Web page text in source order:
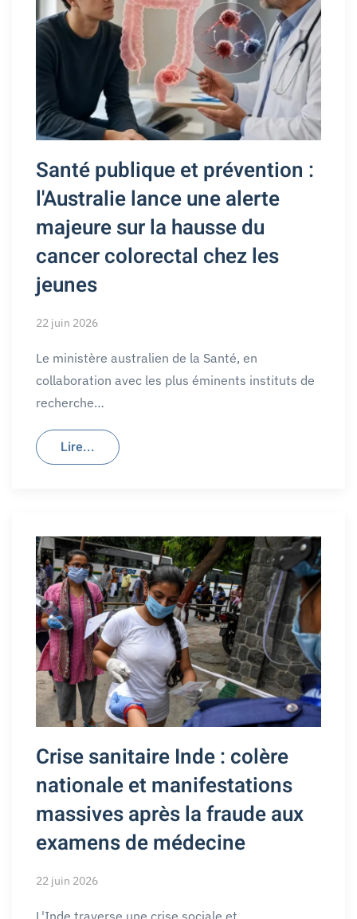
Santé publique et prévention :
l'Australie lance une alerte
majeure sur la hausse du
cancer colorectal chez les
jeunes
22 juin 2026
Le ministère australien de la Santé, en
collaboration avec les plus éminents instituts de
recherche…
Lire...
Crise sanitaire Inde : colère
nationale et manifestations
massives après la fraude aux
examens de médecine
22 juin 2026
L'Inde traverse une crise sociale et